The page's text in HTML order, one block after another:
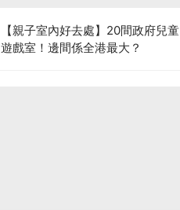
【親子室內好去處】20間政府兒童
遊戲室！邊間係全港最大？